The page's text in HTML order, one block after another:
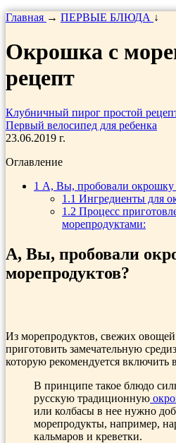
Главная → ПЕРВЫЕ БЛЮДА ↓
Окрошка с
рецепт
Клубничный пирог простой
Первый велосипед для ребенка
23.06.2019 г.
Оглавление
1 А, Вы, пробовали окрошку
1.1 Ингредиенты для
1.2 Процесс
морепродуктами:
А, Вы, пробовали
морепродуктов?
Из морепродуктов, свежих
приготовить замечательную
которую рекомендуется включить
В принципе такое блюдо
русскую традиционную
или колбасы в нее нужно
морепродукты, например,
кальмаров и креветки.